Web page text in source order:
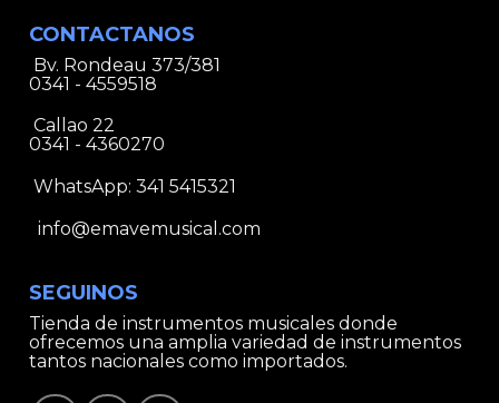
CONTACTANOS
Bv. Rondeau 373/381
0341 - 4559518
Callao 22
0341 - 4360270
WhatsApp: 341 5415321
info@emavemusical.com
SEGUINOS
Tienda de instrumentos musicales donde
ofrecemos una amplia variedad de instrumentos
tantos nacionales como importados.